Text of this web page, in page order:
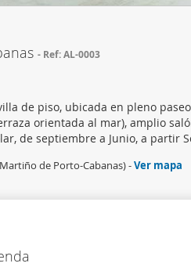
e
Ref: AL-0003
de piso, ubicada en pleno
orientada al mar), amplio
de septiembre a Junio, a
de Porto-Cabanas) -Ver mapa